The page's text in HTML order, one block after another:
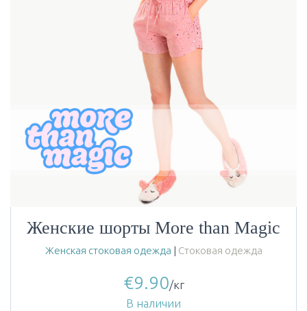
Женские шорты More than Magic
Женская стоковая одежда | Стоковая одежда
€9.90/кг
В наличии